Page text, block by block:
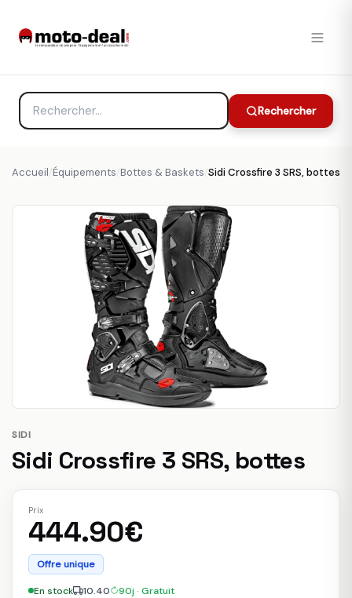
Rechercher
Accueil/Équipements/Bottes & Baskets/Sidi Crossfire 3 SRS, bottes
SIDI
Sidi Crossfire 3 SRS, bottes
Prix
444.90€
Offre unique
En stock 10.40 90j · Gratuit